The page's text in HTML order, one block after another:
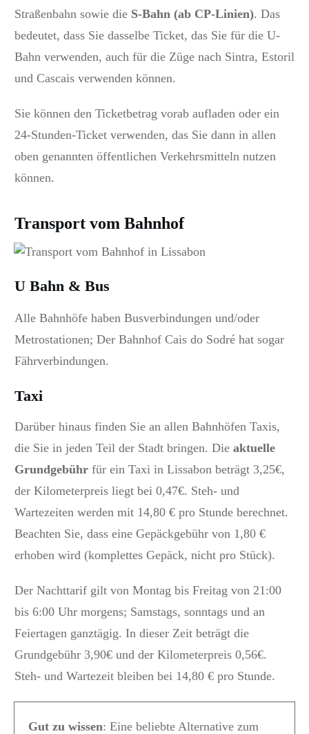
Straßenbahn sowie die S-Bahn (ab CP-Linien). Das
bedeutet, dass Sie dasselbe Ticket, das Sie für die U-
Bahn verwenden, auch für die Züge nach Sintra, Estoril
und Cascais verwenden können.
Sie können den Ticketbetrag vorab aufladen oder ein
24-Stunden-Ticket verwenden, das Sie dann in allen
oben genannten öffentlichen Verkehrsmitteln nutzen
können.
Transport vom Bahnhof
U Bahn & Bus
Alle Bahnhöfe haben Busverbindungen und/oder
Metrostationen; Der Bahnhof Cais do Sodré hat sogar
Fährverbindungen.
Taxi
Darüber hinaus finden Sie an allen Bahnhöfen Taxis,
die Sie in jeden Teil der Stadt bringen. Die aktuelle
Grundgebühr für ein Taxi in Lissabon beträgt 3,25€,
der Kilometerpreis liegt bei 0,47€. Steh- und
Wartezeiten werden mit 14,80 € pro Stunde berechnet.
Beachten Sie, dass eine Gepäckgebühr von 1,80 €
erhoben wird (komplettes Gepäck, nicht pro Stück).
Der Nachttarif gilt von Montag bis Freitag von 21:00
bis 6:00 Uhr morgens; Samstags, sonntags und an
Feiertagen ganztägig. In dieser Zeit beträgt die
Grundgebühr 3,90€ und der Kilometerpreis 0,56€.
Steh- und Wartezeit bleiben bei 14,80 € pro Stunde.
Gut zu wissen: Eine beliebte Alternative zum